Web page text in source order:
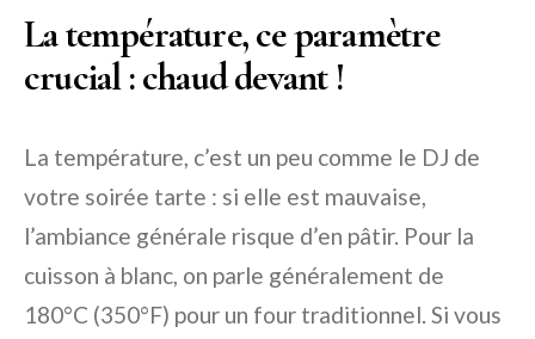
La température, ce paramètre
crucial : chaud devant !
La température, c’est un peu comme le DJ de
votre soirée tarte : si elle est mauvaise,
l’ambiance générale risque d’en pâtir. Pour la
cuisson à blanc, on parle généralement de
180°C (350°F) pour un four traditionnel. Si vous